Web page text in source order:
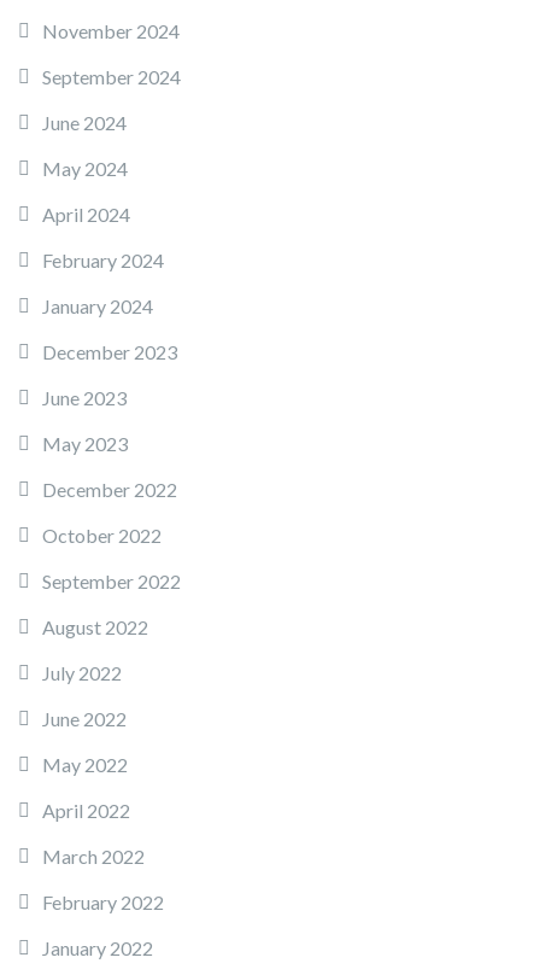
November 2024
September 2024
June 2024
May 2024
April 2024
February 2024
January 2024
December 2023
June 2023
May 2023
December 2022
October 2022
September 2022
August 2022
July 2022
June 2022
May 2022
April 2022
March 2022
February 2022
January 2022